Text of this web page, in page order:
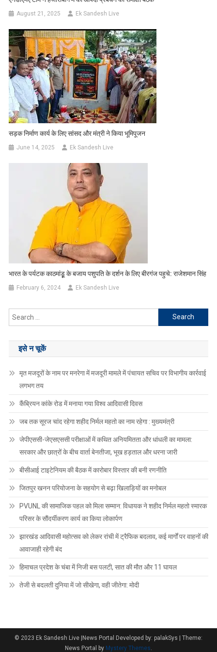
August 21, 2025 Ek Sandesh Live
सड़क निर्माण कार्य के लिए सांसद और मंत्री ने किया भूमिपूजन
June 14, 2025 Ek Sandesh Live
भारत के पर्यटक काठमांडूृ के बजाय पशुपति के दर्शन के लिए बीरगंज पहुचे: राजेशमान सिंह
February 6, 2024 Ek Sandesh Live
Search
for:
इसे न चूकें
मृत मजदूरों के नाम पर मनरेगा में मजदूरी मामले में पंचायत सचिव पर विभागीय कार्रवाई
लगभग तय
कैंब्रियन कांके रोड में मनाया गया विश्व आदिवासी दिवस
जब तक सूरज चांद रहेगा शहीद निर्मल महतो का नाम रहेगा : मुख्यमंत्री
जेपीएससी-जेएसएससी परीक्षाओं में कथित अनियमितता और धांधली का मामला:
सरकार और छात्रों के बीच वार्ता बेनतीजा, भूख हड़ताल और धरना जारी
बीसीआई टाइटेनियम की बैठक में कारोबार विस्तार की बनी रणनीति
जितपुर खनन परियोजना के सहयोग से बढ़ा खिलाड़ियों का मनोबल
PVUNL की सामाजिक पहल को मिला सम्मान: विधायक ने शहीद निर्मल महतो स्मारक
परिसर के सौंदर्यीकरण कार्य का किया लोकार्पण
झारखंड आदिवासी महोत्सव को लेकर रांची में ट्रैफिक बदलाव, कई मार्गों पर वाहनों की
आवाजाही रहेगी बंद
हिमाचल प्रदेश के चंबा में निजी बस पलटी, सात की मौत और 11 घायल
तेजी से बदलती दुनिया में जो सीखेगा, वही जीतेगा: मोदी
© 2023 Ek Sandesh Live |News Portal Developed by: palakSys
Theme:
News Portal by Mystery Themes.